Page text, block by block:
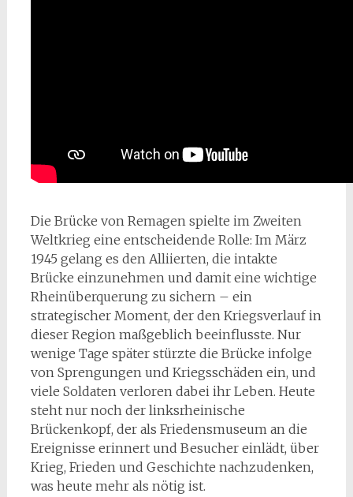
Die Brücke von Remagen spielte im Zweiten
Weltkrieg eine entscheidende Rolle: Im März
1945 gelang es den Alliierten, die intakte
Brücke einzunehmen und damit eine wichtige
Rheinüberquerung zu sichern – ein
strategischer Moment, der den Kriegsverlauf in
dieser Region maßgeblich beeinflusste. Nur
wenige Tage später stürzte die Brücke infolge
von Sprengungen und Kriegsschäden ein, und
viele Soldaten verloren dabei ihr Leben. Heute
steht nur noch der linksrheinische
Brückenkopf, der als Friedensmuseum an die
Ereignisse erinnert und Besucher einlädt, über
Krieg, Frieden und Geschichte nachzudenken,
was heute mehr als nötig ist.